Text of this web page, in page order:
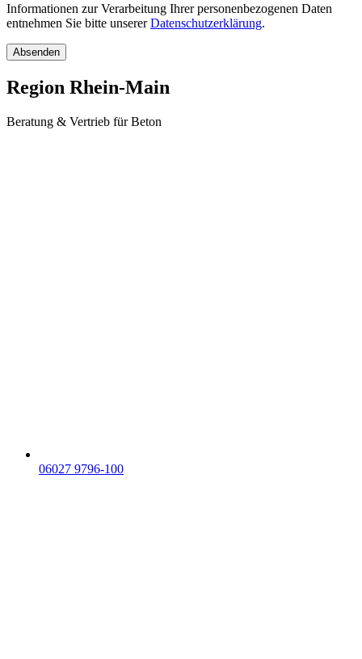
Informationen zur Verarbeitung Ihrer personenbezogenen Daten
entnehmen Sie bitte unsererDatenschutzerklärung.
Region Rhein-Main
Beratung & Vertrieb für Beton
06027 9796-100